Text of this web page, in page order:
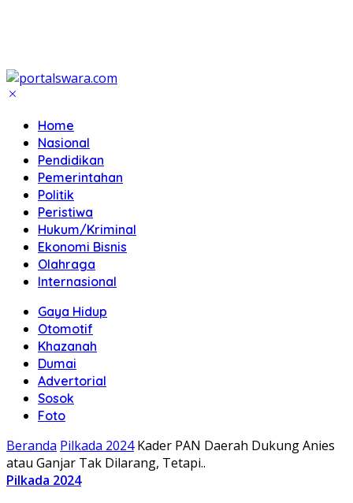
Home
Nasional
Pendidikan
Pemerintahan
Politik
Peristiwa
Hukum/Kriminal
Ekonomi Bisnis
Olahraga
Internasional
Gaya Hidup
Otomotif
Khazanah
Dumai
Advertorial
Sosok
Foto
Beranda Pilkada 2024 Kader PAN Daerah Dukung Anies
atau Ganjar Tak Dilarang, Tetapi..
Pilkada 2024